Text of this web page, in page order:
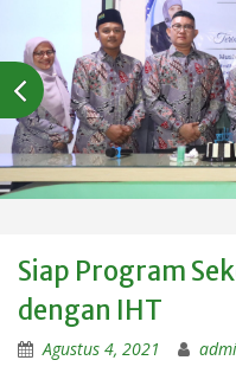
Siap Program
dengan IHT
Agustus 4, 2021